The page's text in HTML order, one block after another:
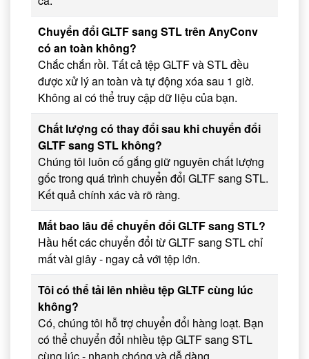
Chuyển đổi GLTF sang STL trên AnyConv
có an toàn không?
Chắc chắn rồi. Tất cả tệp GLTF và STL đều
được xử lý an toàn và tự động xóa sau 1 giờ.
Không ai có thể truy cập dữ liệu của bạn.
Chất lượng có thay đổi sau khi chuyển đổi
GLTF sang STL không?
Chúng tôi luôn cố gắng giữ nguyên chất lượng
gốc trong quá trình chuyển đổi GLTF sang STL.
Kết quả chính xác và rõ ràng.
Mất bao lâu để chuyển đổi GLTF sang STL?
Hầu hết các chuyển đổi từ GLTF sang STL chỉ
mất vài giây - ngay cả với tệp lớn.
Tôi có thể tải lên nhiều tệp GLTF cùng lúc
không?
Có, chúng tôi hỗ trợ chuyển đổi hàng loạt. Bạn
có thể chuyển đổi nhiều tệp GLTF sang STL